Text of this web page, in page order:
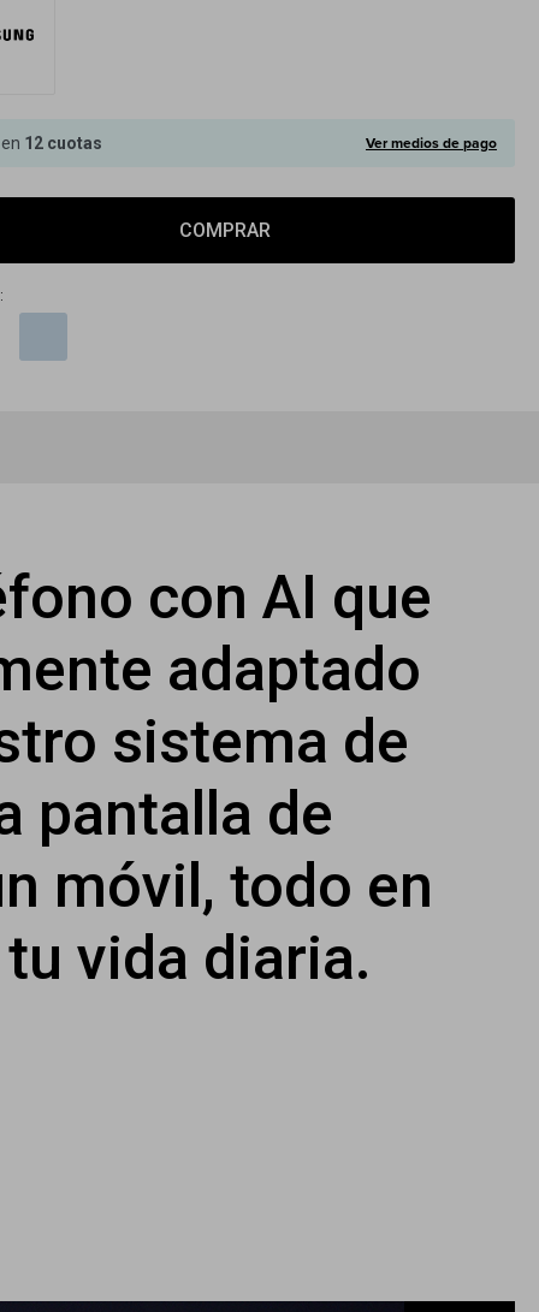
12 cuotas Ver medios de pago
COMPRAR
con AI que
adaptado
sistema de
pantalla de
móvil, todo en
vida diaria.